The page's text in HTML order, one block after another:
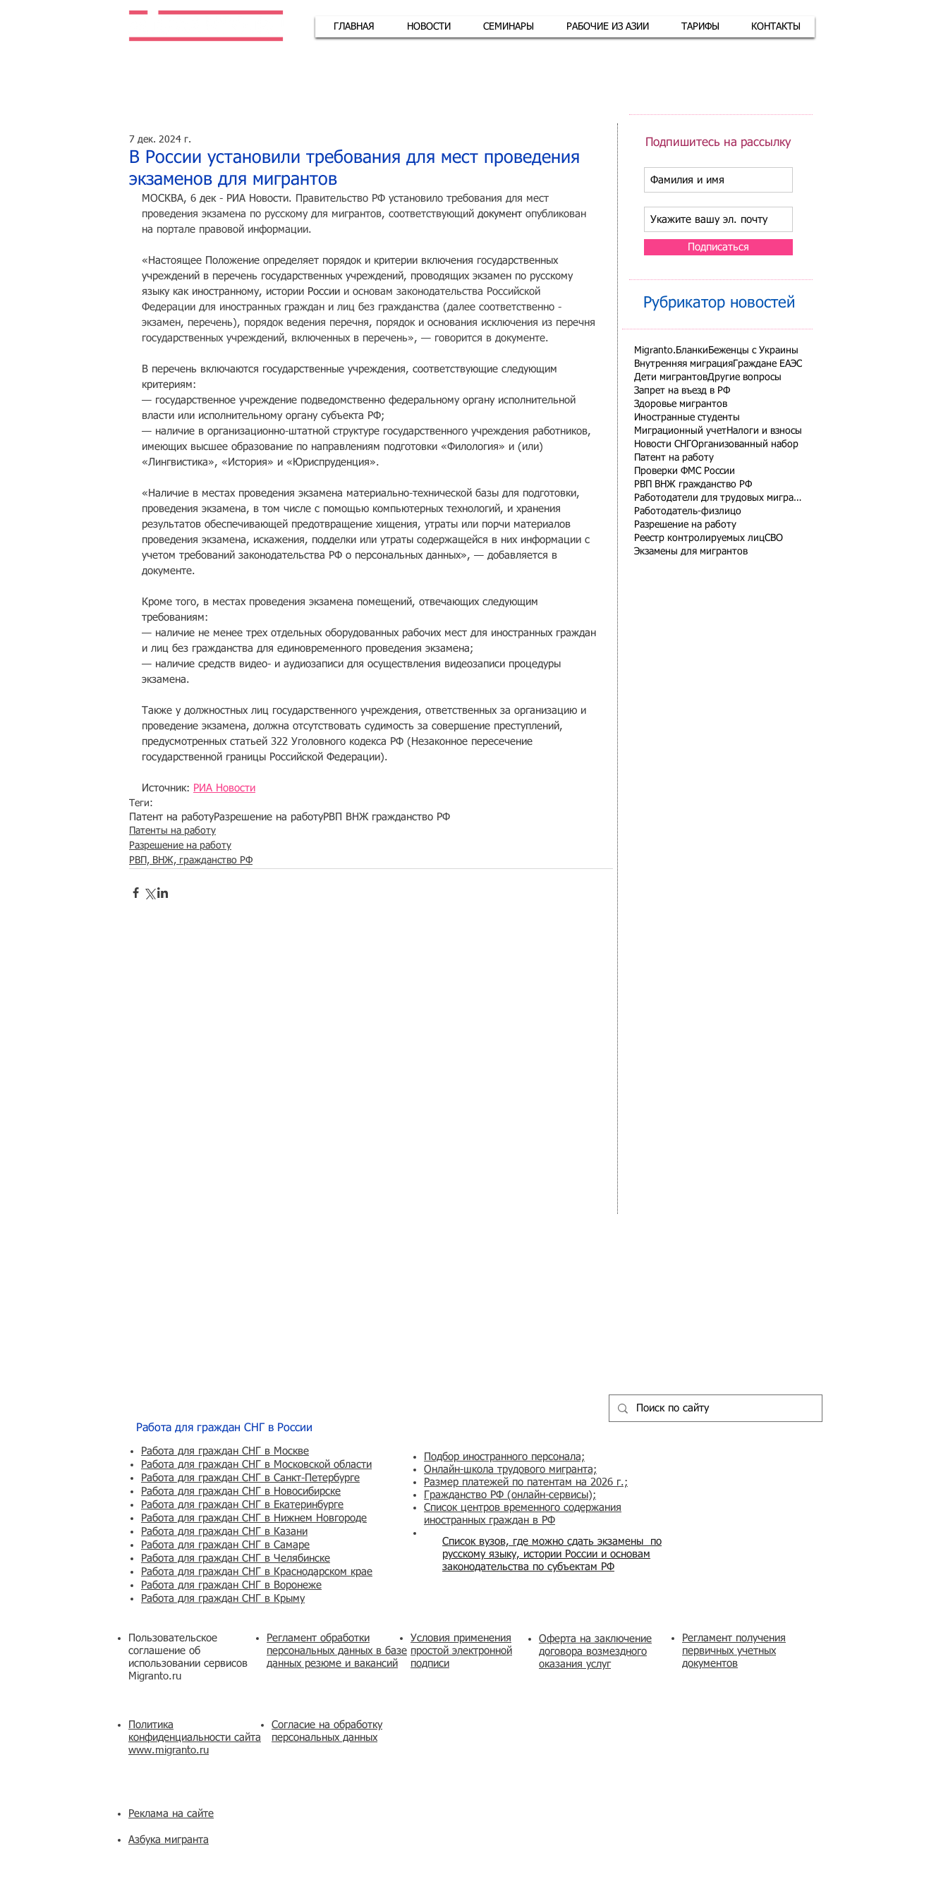
ГЛАВНАЯ НОВОСТИ СЕМИНАРЫ РАБОЧИЕ ИЗ АЗИИ ТАРИФЫ КОНТАКТЫ
В России установили требования для мест проведения
экзаменов для мигрантов
7 дек. 2024 г.
МОСКВА, 6 дек - РИА Новости. Правительство РФ установило требования для мест
проведения экзамена по русскому для мигрантов, соответствующий документ опубликован
на портале правовой информации.
«Настоящее Положение определяет порядок и критерии включения государственных
учреждений в перечень государственных учреждений, проводящих экзамен по русскому
языку как иностранному, истории России и основам законодательства Российской
Федерации для иностранных граждан и лиц без гражданства (далее соответственно -
экзамен, перечень), порядок ведения перечня, порядок и основания исключения из перечня
государственных учреждений, включенных в перечень», — говорится в документе.
В перечень включаются государственные учреждения, соответствующие следующим
критериям:
— государственное учреждение подведомственно федеральному органу исполнительной
власти или исполнительному органу субъекта РФ;
— наличие в организационно-штатной структуре государственного учреждения работников,
имеющих высшее образование по направлениям подготовки «Филология» и (или)
«Лингвистика», «История» и «Юриспруденция».
«Наличие в местах проведения экзамена материально-технической базы для подготовки,
проведения экзамена, в том числе с помощью компьютерных технологий, и хранения
результатов обеспечивающей предотвращение хищения, утраты или порчи материалов
проведения экзамена, искажения, подделки или утраты содержащейся в них информации с
учетом требований законодательства РФ о персональных данных», — добавляется в
документе.
Кроме того, в местах проведения экзамена помещений, отвечающих следующим
требованиям:
— наличие не менее трех отдельных оборудованных рабочих мест для иностранных граждан
и лиц без гражданства для единовременного проведения экзамена;
— наличие средств видео- и аудиозаписи для осуществления видеозаписи процедуры
экзамена.
Также у должностных лиц государственного учреждения, ответственных за организацию и
проведение экзамена, должна отсутствовать судимость за совершение преступлений,
предусмотренных статьей 322 Уголовного кодекса РФ (Незаконное пересечение
государственной границы Российской Федерации).
Источник: РИА Новости
Теги:
Патент на работуРазрешение на работуРВП ВНЖ гражданство РФ
Патенты на работу
Разрешение на работу
РВП, ВНЖ, гражданство РФ
Подпишитесь на рассылку
Подписаться
Рубрикатор новостей
Migranto.Бланки Беженцы с Украины
Внутренняя миграция Граждане ЕАЭС
Дети мигрантовДругие вопросы
Запрет на въезд в РФ
Здоровье мигрантов
Иностранные студенты
Миграционный учетНалоги и взносы
Новости СНГ Организованный набор
Патент на работу
Проверки ФМС России
РВП ВНЖ гражданство РФ
Работодатели для трудовых мигрантов
Работодатель-физлицо
Разрешение на работу
Реестр контролируемых лицСВО
Экзамены для мигрантов
Работа для граждан СНГ в России
Работа для граждан СНГ в Москве
Работа для граждан СНГ в Московской области
Работа для граждан СНГ в Санкт-Петербурге
Работа для граждан СНГ в Новосибирске
Работа для граждан СНГ в Екатеринбурге
Работа для граждан СНГ в Нижнем Новгороде
Работа для граждан СНГ в Казани
Работа для граждан СНГ в Самаре
Работа для граждан СНГ в Челябинске
Работа для граждан СНГ в Краснодарском крае
Работа для граждан СНГ в Воронеже
Работа для граждан СНГ в Крыму
Пользовательское
соглашение об
использовании сервисов
Migranto.ru
Регламент обработки
персональных данных в базе
данных резюме и вакансий
Политика
конфиденциальности сайта
www.migranto.ru
Согласие на обработку
персональных данных
Реклама на сайте
Азбука мигранта
Список вузов, где можно сдать экзамены по
русскому языку, истории России и основам
законодательства по субъектам РФ
Подбор иностранного персонала;
Онлайн-школа трудового мигранта;
Размер платежей по патентам на 2026 г.;
Гражданство РФ (онлайн-сервисы);
Список центров временного содержания
иностранных граждан в РФ
Условия применения
простой электронной
подписи
​Оферта на заключение
договора возмездного
оказания услуг
Регламент получения
первичных учетных
документов